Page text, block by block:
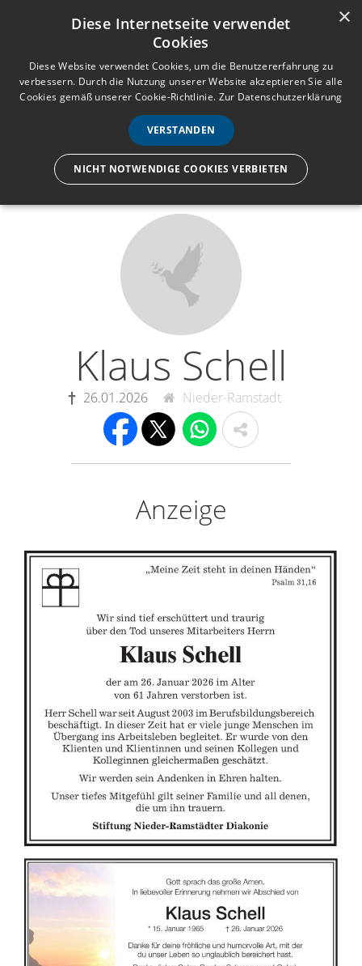
Anmelden Registrieren
e
n
ü
Wir lassen nur die Hand los,
Klaus Schell
26.01.2026 Nieder-Ramstadt
Anzeige
×
Diese Internetseite verwendet
Cookies
Diese Website verwendet Cookies, um die Benutzererfahrung zu
verbessern. Durch die Nutzung unserer Website akzeptieren Sie alle
Cookies gemäß unserer Cookie-Richtlinie. Zur Datenschutzerklärung
VERSTANDEN
NICHT NOTWENDIGE COOKIES VERBIETEN